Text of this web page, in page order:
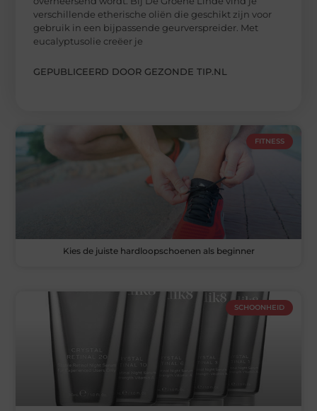
verschillende etherische oliën die geschikt zijn voor
gebruik in een bijpassende geurverspreider. Met
eucalyptusolie creëer je
GEPUBLICEERD DOOR GEZONDE TIP.NL
FITNESS
Kies de juiste hardloopschoenen als beginner
SCHOONHEID